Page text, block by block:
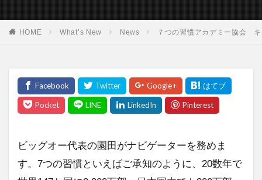
HOME What’s New News ７つの習慣アカデミー協会
ビッグオー代表の園田がナビゲーターを務めま
す。7つの習慣といえばご承知のように、20数年で